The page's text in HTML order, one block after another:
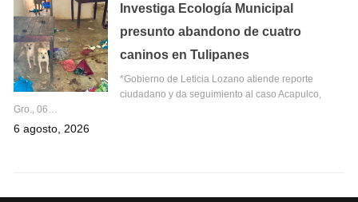
Investiga Ecología Municipal
presunto abandono de cuatro
caninos en Tulipanes
*Gobierno de Leticia Lozano atiende reporte
ciudadano y da seguimiento al caso Acapulco,
Gro., 06…
6 agosto, 2026